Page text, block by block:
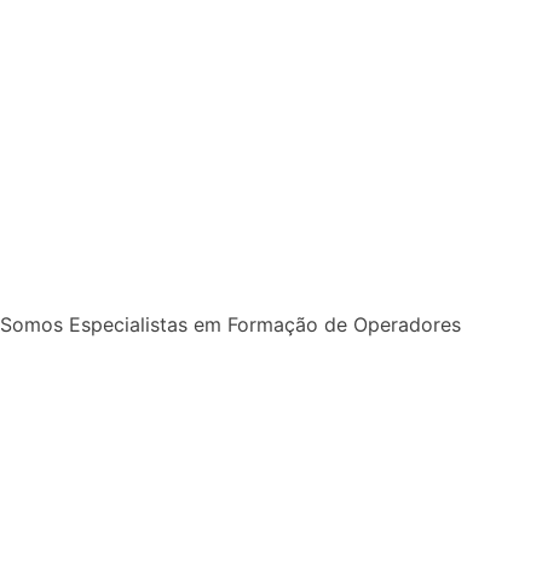
Somos Especialistas em Formação de Operadores